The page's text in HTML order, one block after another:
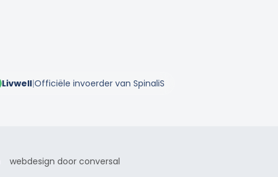
Livwell|Officiële invoerder van SpinaliS
webdesign door conversal